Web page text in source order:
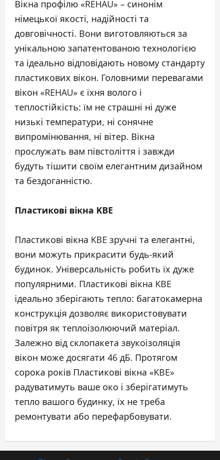
Вікна профілю «REHAU» – синонім
німецької якості, надійності та
довговічності. Вони виготовляються за
унікальною запатентованою технологією
та ідеально відповідають новому стандарту
пластикових вікон. Головними перевагами
вікон «REHAU» є їхня волого і
теплостійкість: їм не страшні ні дуже
низькі температури, ні сонячне
випромінювання, ні вітер. Вікна
прослужать вам півстоліття і завжди
будуть тішити своїм елегантним дизайном
та бездоганністю.
Пластикові вікна KBE
Пластикові вікна KBE зручні та елегантні,
вони можуть прикрасити будь-який
будинок. Універсальність робить їх дуже
популярними. Пластикові вікна KBE
ідеально зберігають тепло: багатокамерна
конструкція дозволяє використовувати
повітря як теплоізолюючий матеріал.
Залежно від склопакета звукоізоляція
вікон може досягати 46 дБ. Протягом
сорока років Пластикові вікна «KBE»
радуватимуть ваше око і зберігатимуть
тепло вашого будинку, їх не треба
ремонтувати або перефарбовувати.